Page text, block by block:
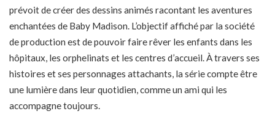
prévoit de créer des dessins animés racontant les aventures
enchantées de Baby Madison. L’objectif affiché par la société
de production est de pouvoir faire rêver les enfants dans les
hôpitaux, les orphelinats et les centres d’accueil. À travers ses
histoires et ses personnages attachants, la série compte être
une lumière dans leur quotidien, comme un ami qui les
accompagne toujours.